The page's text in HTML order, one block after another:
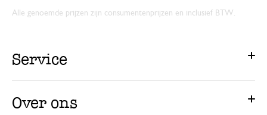
Alle genoemde prijzen zijn consumentenprijzen en inclusief BTW.
Service
Over ons